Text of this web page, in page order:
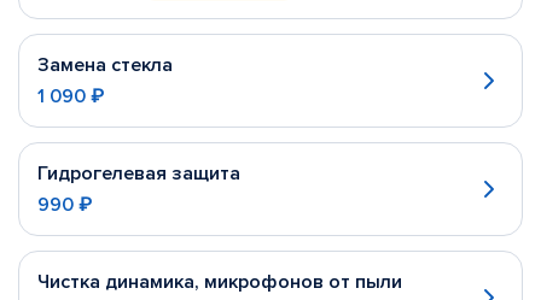
Замена стекла
1 090 ₽
Гидрогелевая защита
990 ₽
Чистка динамика, микрофонов от пыли